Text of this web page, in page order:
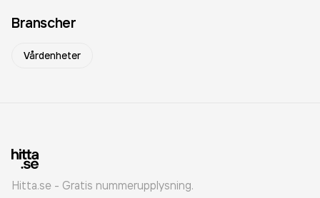
Branscher
Vårdenheter
Hitta.se - Gratis nummerupplysning.